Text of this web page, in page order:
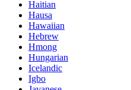
Haitian
Hausa
Hawaiian
Hebrew
Hmong
Hungarian
Icelandic
Igbo